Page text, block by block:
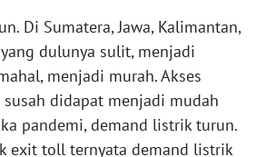
Di Sumatera, Jawa, Kalimantan,
dulunya sulit, menjadi
menjadi murah. Akses
didapat menjadi mudah
pandemi, demand listrik turun.
exit toll ternyata demand listrik